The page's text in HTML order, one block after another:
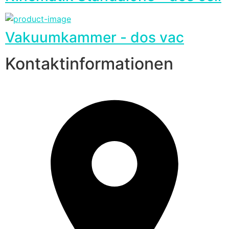
Vakuumkammer - dos vac
Kontaktinformationen